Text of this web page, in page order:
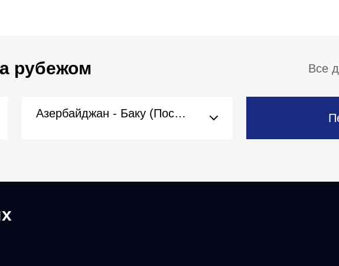
рубежом Все
Азербайджан - Баку (Посольство)